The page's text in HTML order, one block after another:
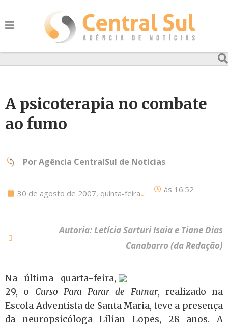
A psicoterapia no combate
ao fumo
PorAgência CentralSul de Notícias
30 de agosto de 2007, quinta-feira às 16:52
Autoria: Letícia Sarturi Isaia e Tiane Dias
Canabarro (da Redação)
Na última quarta-feira,
29, o Curso Para Parar de Fumar, realizado na
Escola Adventista de Santa Maria, teve a presença
da neuropsicóloga Lílian Lopes, 28 anos. A